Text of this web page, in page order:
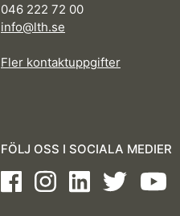
046 222 72 00
info@lth.se
Fler kontaktuppgifter
FÖLJ OSS I SOCIALA MEDIER
FacebookInstagramLinkedInTwitterYoutube